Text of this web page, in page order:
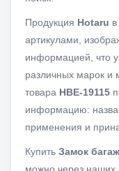
Продукция Hotaru
артикулами,
информацией, что
различных марок и
товара HBE-19115
информацию:
применения и
Купить Замок